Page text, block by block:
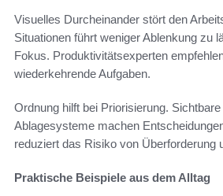
Visuelles Durcheinander stört den
Situationen führt weniger Ablenkung zu
Fokus. Produktivitätsexperten
wiederkehrende Aufgaben.
Ordnung hilft bei Priorisierung. Sichtbare
Ablagesysteme machen
reduziert das Risiko von Überforderung
Praktische Beispiele aus dem Alltag